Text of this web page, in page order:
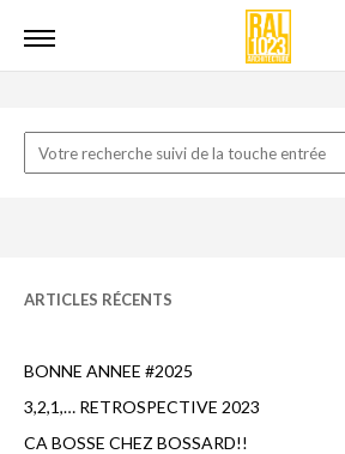
ARTICLES RÉCENTS
BONNE ANNEE #2025
3,2,1,… RETROSPECTIVE 2023
CA BOSSE CHEZ BOSSARD!!